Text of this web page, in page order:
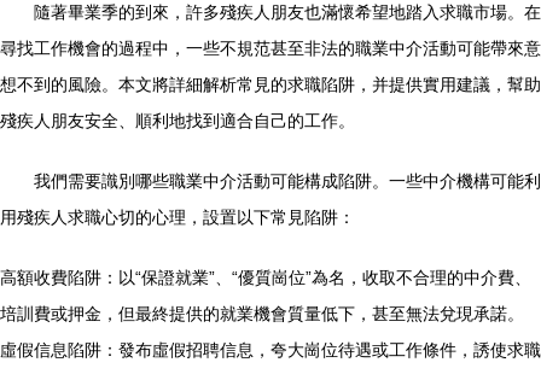
隨著畢業季的到來，許多殘疾人朋友也滿懷希望地踏入求職市場。在
尋找工作機會的過程中，一些不規范甚至非法的職業中介活動可能帶來意
想不到的風險。本文將詳細解析常見的求職陷阱，并提供實用建議，幫助
殘疾人朋友安全、順利地找到適合自己的工作。
我們需要識別哪些職業中介活動可能構成陷阱。一些中介機構可能利
用殘疾人求職心切的心理，設置以下常見陷阱：
高額收費陷阱：以“保證就業”、“優質崗位”為名，收取不合理的中介費、
培訓費或押金，但最終提供的就業機會質量低下，甚至無法兌現承諾。
虛假信息陷阱：發布虛假招聘信息，夸大崗位待遇或工作條件，誘使求職